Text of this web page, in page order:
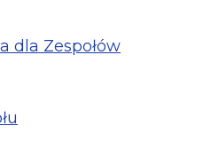
dla Zespołów